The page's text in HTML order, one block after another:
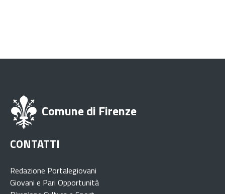
Comune di Firenze
CONTATTI
Redazione Portalegiovani
Giovani e Pari Opportunità